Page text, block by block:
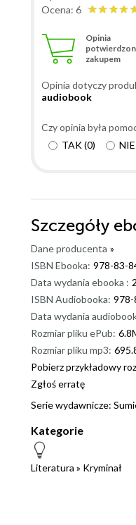
Ocena: 6
Opinia
zakupem
Opinia dotyczy
audiobook
Czy opinia była
TAK(0) NIE
Szczegóły
Dane producenta »
ISBN Ebooka: 978-83-
Data wydania ebooka :
ISBN Audiobooka: 978-
Data wydania
Rozmiar pliku ePub:
Rozmiar pliku mp3:
Pobierz przykładowy
Zgłoś erratę
Serie wydawnicze:
Kategorie
Literatura » Kryminał